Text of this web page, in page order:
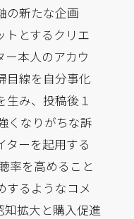
の新たな企画
トとするクリエ
ー本人のアカウ
目線を自分事化
生み、投稿後１
くなりがちな訴
ターを起用する
率を高めること
するようなコメ
知拡大と購入促進